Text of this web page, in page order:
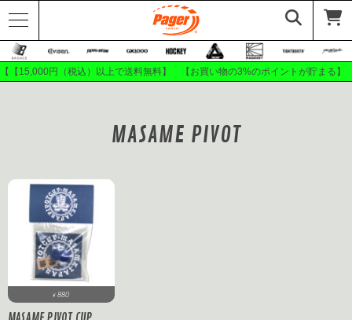
【【15,000円（税込）以上で送料無料】 【お買い物の3%のポイントが貯ま
MASAME PIVOT
¥ 880